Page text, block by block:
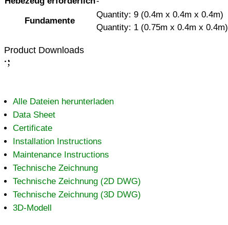
Fundamente
Quantity: 9 (0.4m x 0.4m x 0.4m)
Quantity: 1 (0.75m x 0.4m x 0.4m)
Product Downloads
:
;
Alle Dateien herunterladen
Data Sheet
Certificate
Installation Instructions
Maintenance Instructions
Technische Zeichnung
Technische Zeichnung (2D DWG)
Technische Zeichnung (3D DWG)
3D-Modell